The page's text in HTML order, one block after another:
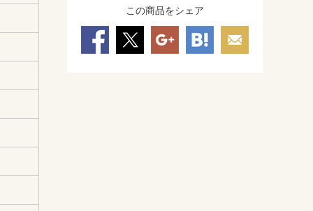
この商品をシェア